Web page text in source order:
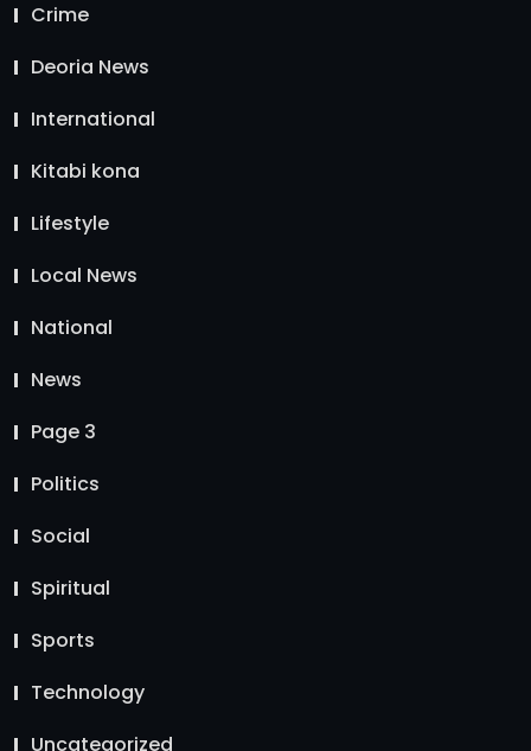
Crime
Deoria News
International
Kitabi kona
Lifestyle
Local News
National
News
Page 3
Politics
Social
Spiritual
Sports
Technology
Uncategorized